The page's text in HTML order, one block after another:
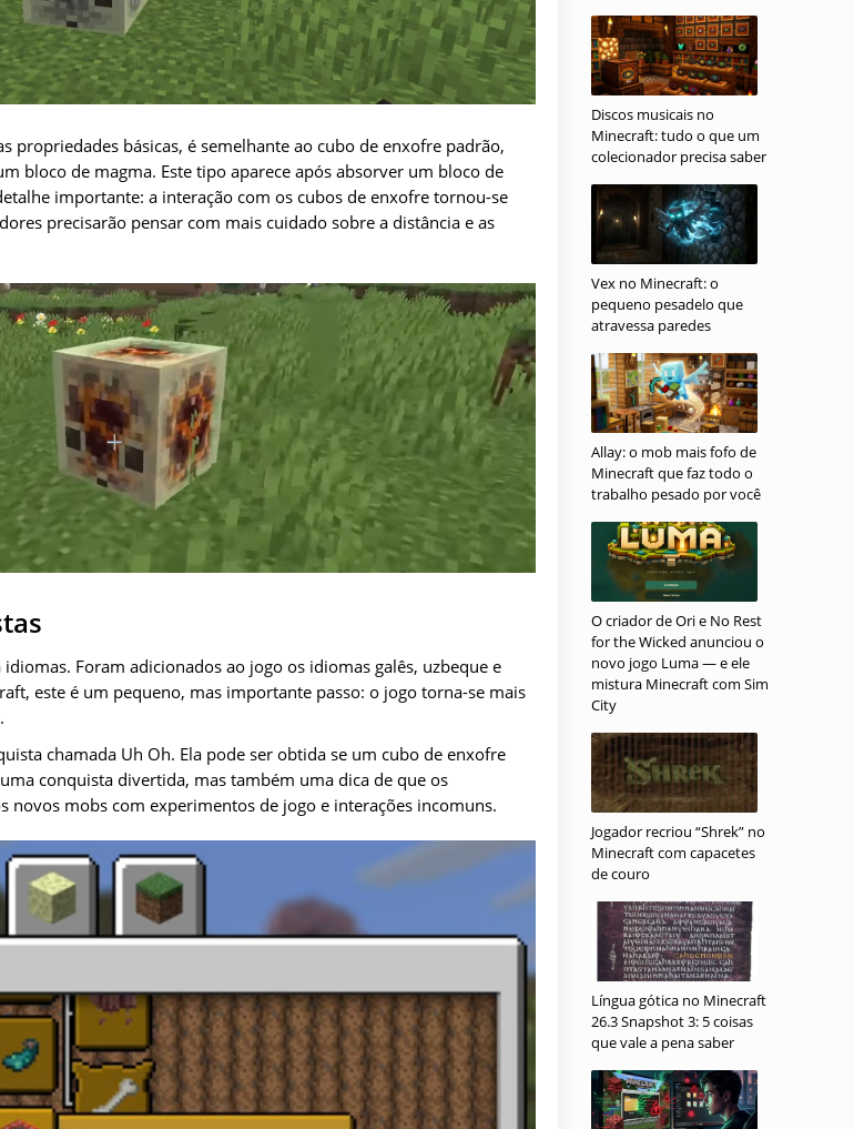
propriedades básicas, é semelhante ao cubo de enxofre padrão,
bloco de magma. Este tipo aparece após absorver um bloco de
importante: a interação com os cubos de enxofre tornou-se
precisarão pensar com mais cuidado sobre a distância e as
Foram adicionados ao jogo os idiomas galês, uzbeque e
este é um pequeno, mas importante passo: o jogo torna-se mais
chamada Uh Oh. Ela pode ser obtida se um cubo de enxofre
conquista divertida, mas também uma dica de que os
novos mobs com experimentos de jogo e interações incomuns.
Discos musicais no
Minecraft: tudo o que um
colecionador precisa saber
Vex no Minecraft: o
pequeno pesadelo que
atravessa paredes
Allay: o mob mais fofo de
Minecraft que faz todo o
trabalho pesado por você
O criador de Ori e No Rest
for the Wicked anunciou o
novo jogo Luma — e ele
mistura Minecraft com Sim
City
Jogador recriou “Shrek” no
Minecraft com capacetes
de couro
Língua gótica no Minecraft
26.3 Snapshot 3: 5 coisas
que vale a pena saber